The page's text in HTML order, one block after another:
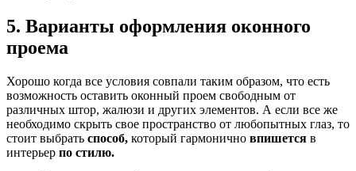
5. Варианты оформления оконного
проема
Хорошо когда все условия совпали таким образом, что есть
возможность оставить оконный проем свободным от
различных штор, жалюзи и других элементов. А если все же
необходимо скрыть свое пространство от любопытных глаз, то
стоит выбрать способ, который гармонично впишется в
интерьер по стилю.